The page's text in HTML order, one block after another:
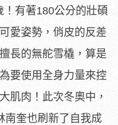
有著180公分的壯碩
愛姿勢，俏皮的反差
長的無舵雪橇，算是
要使用全身力量來控
肌肉！此次冬奧中，
南奎也刷新了自我成